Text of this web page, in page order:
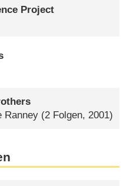
Project
Ranney (2 Folgen, 2001)